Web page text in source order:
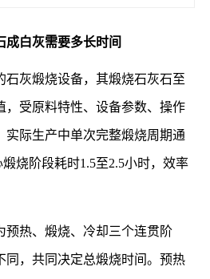
成白灰需要多长时间
石灰煅烧设备，其煅烧石灰石至
，受原料特性、设备参数、操作
实际生产中单次完整煅烧周期通
烧阶段耗时1.5至2.5小时，效率
预热、煅烧、冷却三个连贯阶
同，共同决定总煅烧时间。预热